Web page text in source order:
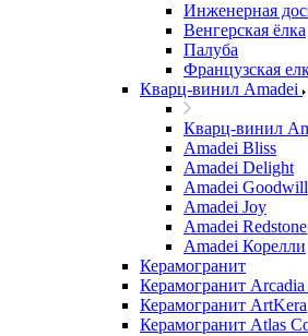
Инженерная
Венгерская ёлка
Палуба
Французская
Кварц-винил Amadei
Кварц-винил
Amadei Bliss
Amadei Delight
Amadei Goodwill
Amadei Joy
Amadei Redstone
Amadei Корелли
Керамогранит
Керамогранит Arcadia
Керамогранит ArtKera
Керамогранит Atlas